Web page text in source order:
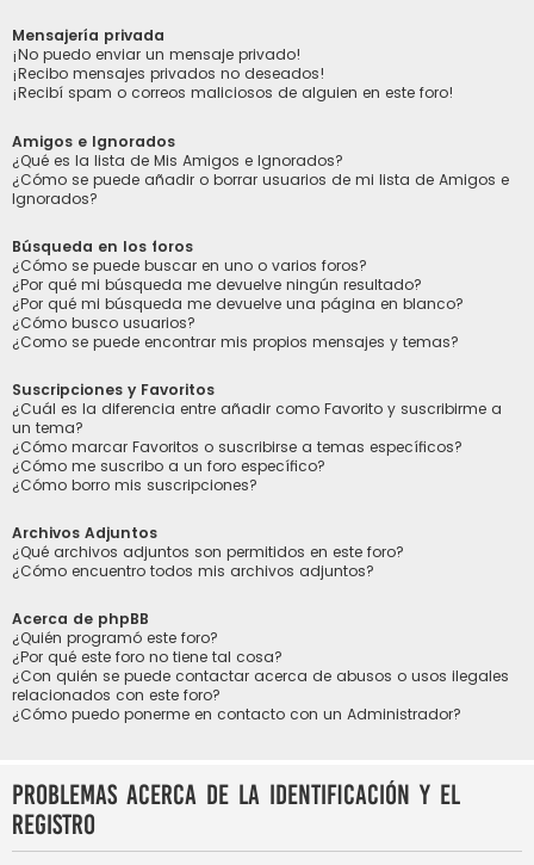
Mensajería privada
¡No puedo enviar un mensaje privado!
¡Recibo mensajes privados no deseados!
¡Recibí spam o correos maliciosos de alguien en este foro!
Amigos e Ignorados
¿Qué es la lista de Mis Amigos e Ignorados?
¿Cómo se puede añadir o borrar usuarios de mi lista de Amigos e
Ignorados?
Búsqueda en los foros
¿Cómo se puede buscar en uno o varios foros?
¿Por qué mi búsqueda me devuelve ningún resultado?
¿Por qué mi búsqueda me devuelve una página en blanco?
¿Cómo busco usuarios?
¿Como se puede encontrar mis propios mensajes y temas?
Suscripciones y Favoritos
¿Cuál es la diferencia entre añadir como Favorito y suscribirme a
un tema?
¿Cómo marcar Favoritos o suscribirse a temas específicos?
¿Cómo me suscribo a un foro específico?
¿Cómo borro mis suscripciones?
Archivos Adjuntos
¿Qué archivos adjuntos son permitidos en este foro?
¿Cómo encuentro todos mis archivos adjuntos?
Acerca de phpBB
¿Quién programó este foro?
¿Por qué este foro no tiene tal cosa?
¿Con quién se puede contactar acerca de abusos o usos ilegales
relacionados con este foro?
¿Cómo puedo ponerme en contacto con un Administrador?
Problemas acerca de la identificación y el
registro